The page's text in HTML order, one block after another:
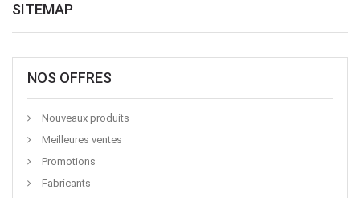
SITEMAP
NOS OFFRES
Nouveaux produits
Meilleures ventes
Promotions
Fabricants